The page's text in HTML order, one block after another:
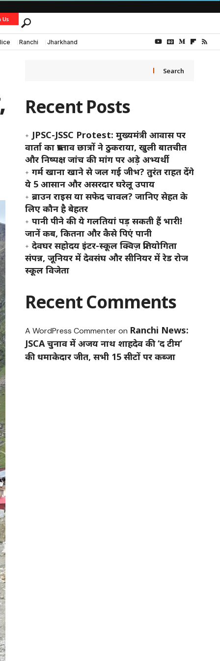
Us
Ranchi Jharkhand
Search
Recent Posts
JPSC-JSSC Protest: मुख्यमंत्री आवास पर
वार्ता का प्रस्ताव छात्रों ने ठुकराया, खुली बातचीत
और निष्पक्ष जांच की मांग पर अड़े अभ्यर्थी
गर्म खाना खाने से जल गई जीभ? तुरंत राहत देंगे
ये 5 आसान और असरदार घरेलू उपाय
ब्राउन राइस या सफेद चावल? जानिए सेहत के
लिए कौन है बेहतर
पानी पीने की ये गलतियां पड़ सकती हैं भारी!
जानें कब, कितना और कैसे पिएं पानी
देवघर सहोदय इंटर-स्कूल क्विज़ प्रतियोगिता
संपन्न, जूनियर में देवसंघ और सीनियर में रेड रोज
स्कूल विजेता
Recent Comments
A WordPress Commenteron Ranchi News:
JSCA चुनाव में अजय नाथ शाहदेव की ‘द टीम’
की धमाकेदार जीत, सभी 15 सीटों पर कब्जा